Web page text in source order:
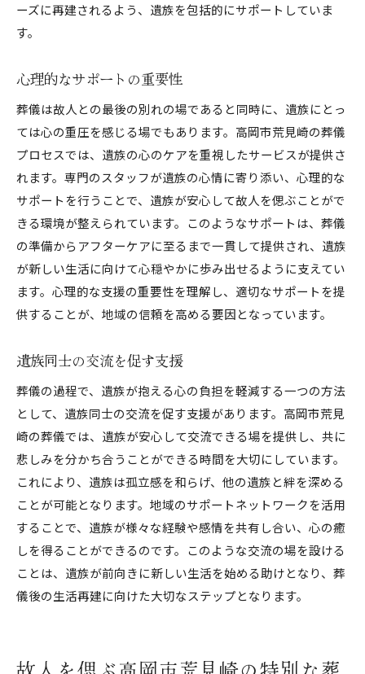
ーズに再建されるよう、遺族を包括的にサポートしていま
す。
心理的なサポートの重要性
葬儀は故人との最後の別れの場であると同時に、遺族にとっ
ては心の重圧を感じる場でもあります。高岡市荒見崎の葬儀
プロセスでは、遺族の心のケアを重視したサービスが提供さ
れます。専門のスタッフが遺族の心情に寄り添い、心理的な
サポートを行うことで、遺族が安心して故人を偲ぶことがで
きる環境が整えられています。このようなサポートは、葬儀
の準備からアフターケアに至るまで一貫して提供され、遺族
が新しい生活に向けて心穏やかに歩み出せるように支えてい
ます。心理的な支援の重要性を理解し、適切なサポートを提
供することが、地域の信頼を高める要因となっています。
遺族同士の交流を促す支援
葬儀の過程で、遺族が抱える心の負担を軽減する一つの方法
として、遺族同士の交流を促す支援があります。高岡市荒見
崎の葬儀では、遺族が安心して交流できる場を提供し、共に
悲しみを分かち合うことができる時間を大切にしています。
これにより、遺族は孤立感を和らげ、他の遺族と絆を深める
ことが可能となります。地域のサポートネットワークを活用
することで、遺族が様々な経験や感情を共有し合い、心の癒
しを得ることができるのです。このような交流の場を設ける
ことは、遺族が前向きに新しい生活を始める助けとなり、葬
儀後の生活再建に向けた大切なステップとなります。